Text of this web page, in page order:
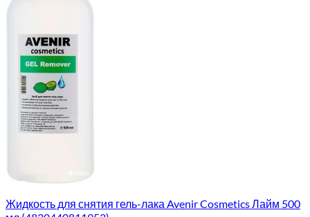
Жидкость для снятия гель-лака Avenir Cosmetics Лайм 500